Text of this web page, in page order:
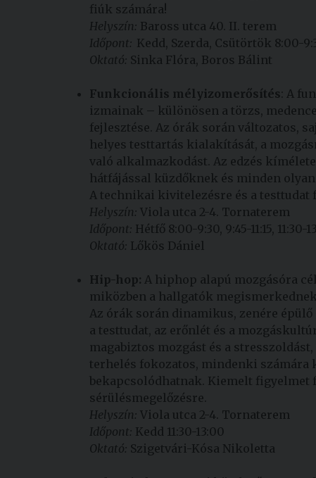
fiúk számára!
Helyszín: Baross utca 40. II. terem
Időpont: Kedd, Szerda, Csütörtök 8:00-
Oktató: Sinka Flóra, Boros Bálint
Funkcionális mélyizomerősítés : A
izmainak – különösen a törzs,
fejlesztése. Az órák során változatos,
helyes testtartás kialakítását, a
való alkalmazkodást. Az edzés
hátfájással küzdőknek és minden
A technikai kivitelezésre és a
Helyszín: Viola utca 2-4. Tornaterem
Időpont: Hétfő 8:00-9:30, 9:45-11:15, 11:30-
Oktató: Lőkös Dániel
Hip-hop: A hiphop alapú mozgásóra
miközben a hallgatók
Az órák során dinamikus, zenére
a testtudat, az erőnlét és a
magabiztos mozgást és a
terhelés fokozatos, mindenki számára
bekapcsolódhatnak. Kiemelt figyelmet
sérülésmegelőzésre.
Helyszín: Viola utca 2-4. Tornaterem
Időpont: Kedd 11:30-13:00
Oktató: Szigetvári-Kósa Nikoletta